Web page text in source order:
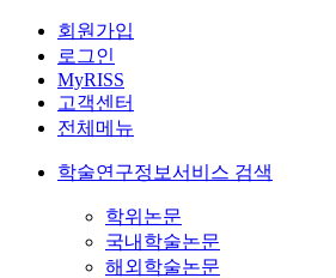
회원가입
로그인
MyRISS
고객센터
전체메뉴
학술연구정보서비스 검색
학위논문
국내학술논문
해외학술논문